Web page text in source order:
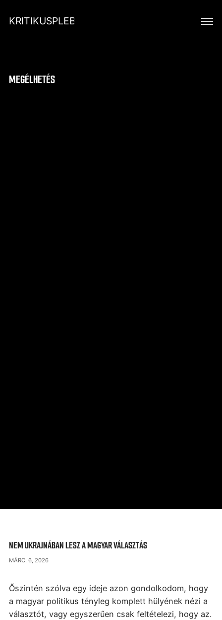
KRITIKUSPLEBEJUS
MEGÉLHETÉS
NEM UKRAJNÁBAN LESZ A MAGYAR VÁLASZTÁS
MÁRC. 6, 2026
Őszintén szólva egy ideje azon gondolkodom, hogy
a magyar politikus tényleg komplett hülyének nézi a
választót, vagy egyszerűen csak feltételezi, hogy az.